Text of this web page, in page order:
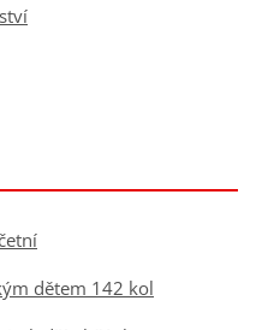
dětem 142 kol